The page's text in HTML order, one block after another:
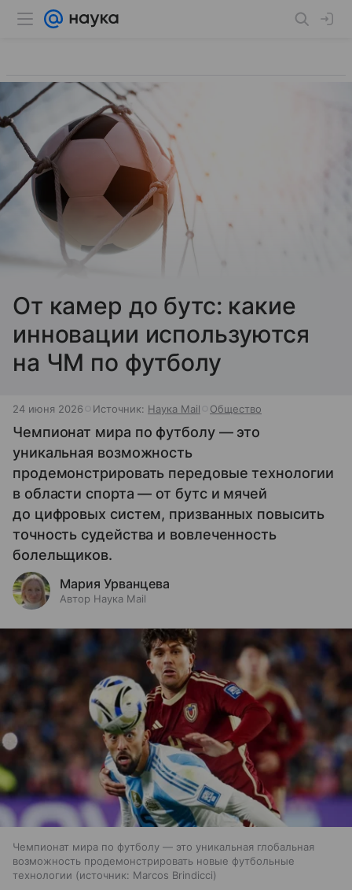
От камер до бутс: какие
инновации используются
на ЧМ по футболу
24 июня 2026 Источник: Наука Mail Общество
Чемпионат мира по футболу — это
уникальная возможность
продемонстрировать передовые технологии
в области спорта — от бутс и мячей
до цифровых систем, призванных повысить
точность судейства и вовлеченность
болельщиков.
Мария Урванцева
Автор Наука Mail
Чемпионат мира по футболу — это уникальная глобальная
возможность продемонстрировать новые футбольные
технологии
источник: Marcos Brindicci